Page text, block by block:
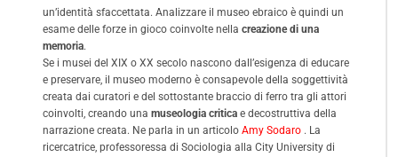
un’identità sfaccettata. Analizzare il museo ebraico è quindi un
esame delle forze in gioco coinvolte nella creazione di una
memoria.
Se i musei del XIX o XX secolo nascono dall’esigenza di educare
e preservare, il museo moderno è consapevole della soggettività
creata dai curatori e del sottostante braccio di ferro tra gli attori
coinvolti, creando una museologia critica e decostruttiva della
narrazione creata. Ne parla in un articolo Amy Sodaro . La
ricercatrice, professoressa di Sociologia alla City University di